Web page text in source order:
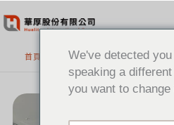
至
首頁
聞]
享
We've detected
speaking a
you want to change